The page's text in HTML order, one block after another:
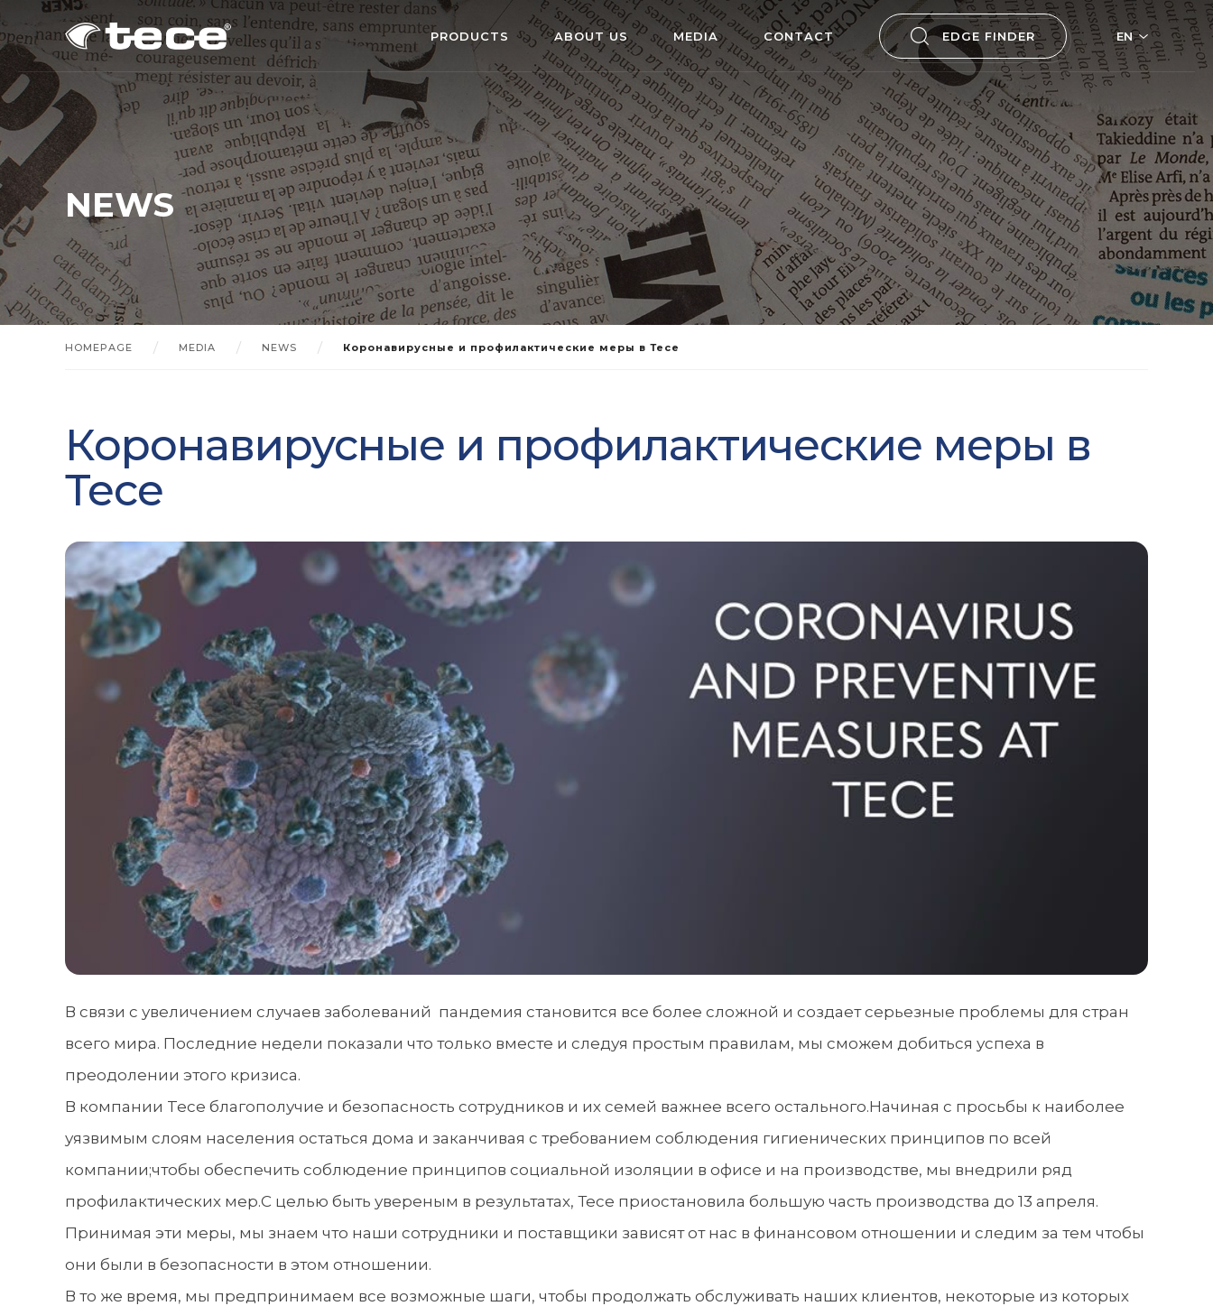
EN
EDGE FINDER
PRODUCTS ABOUT US MEDIA CONTACT
NEWS
HOMEPAGE MEDIA NEWS Коронавирусные и профилактические меры в Тесе
Коронавирусные и профилактические меры в
Тесе
В связи с увеличением случаев заболеваний пандемия становится все более сложной и создает серьезные проблемы для стран
всего мира. Последние недели показали что только вместе и следуя простым правилам, мы сможем добиться успеха в
преодолении этого кризиса.
В компании Tece благополучие и безопасность сотрудников и их семей важнее всего остального.Начиная с просьбы к наиболее
уязвимым слоям населения остаться дома и заканчивая с требованием соблюдения гигиенических принципов по всей
компании;чтобы обеспечить соблюдение принципов социальной изоляции в офисе и на производстве, мы внедрили ряд
профилактических мер.С целью быть увереным в результатах, Тесе приостановила большую часть производства до 13 апреля.
Принимая эти меры, мы знаем что наши сотрудники и поставщики зависят от нас в финансовом отношении и следим за тем чтобы
они были в безопасности в этом отношении.
В то же время, мы предпринимаем все возможные шаги, чтобы продолжать обслуживать наших клиентов, некоторые из которых